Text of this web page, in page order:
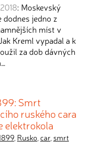
: Moskevský
dodnes jedno z
míst v
Kreml vypadal a k
za dob dávných
Smrt
ruského cara
elektrokola
, Rusko,car, smrt